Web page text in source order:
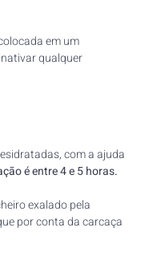
em um
qualquer
com a ajuda
é entre 4 e 5 horas.
exalado pela
por conta da carcaça